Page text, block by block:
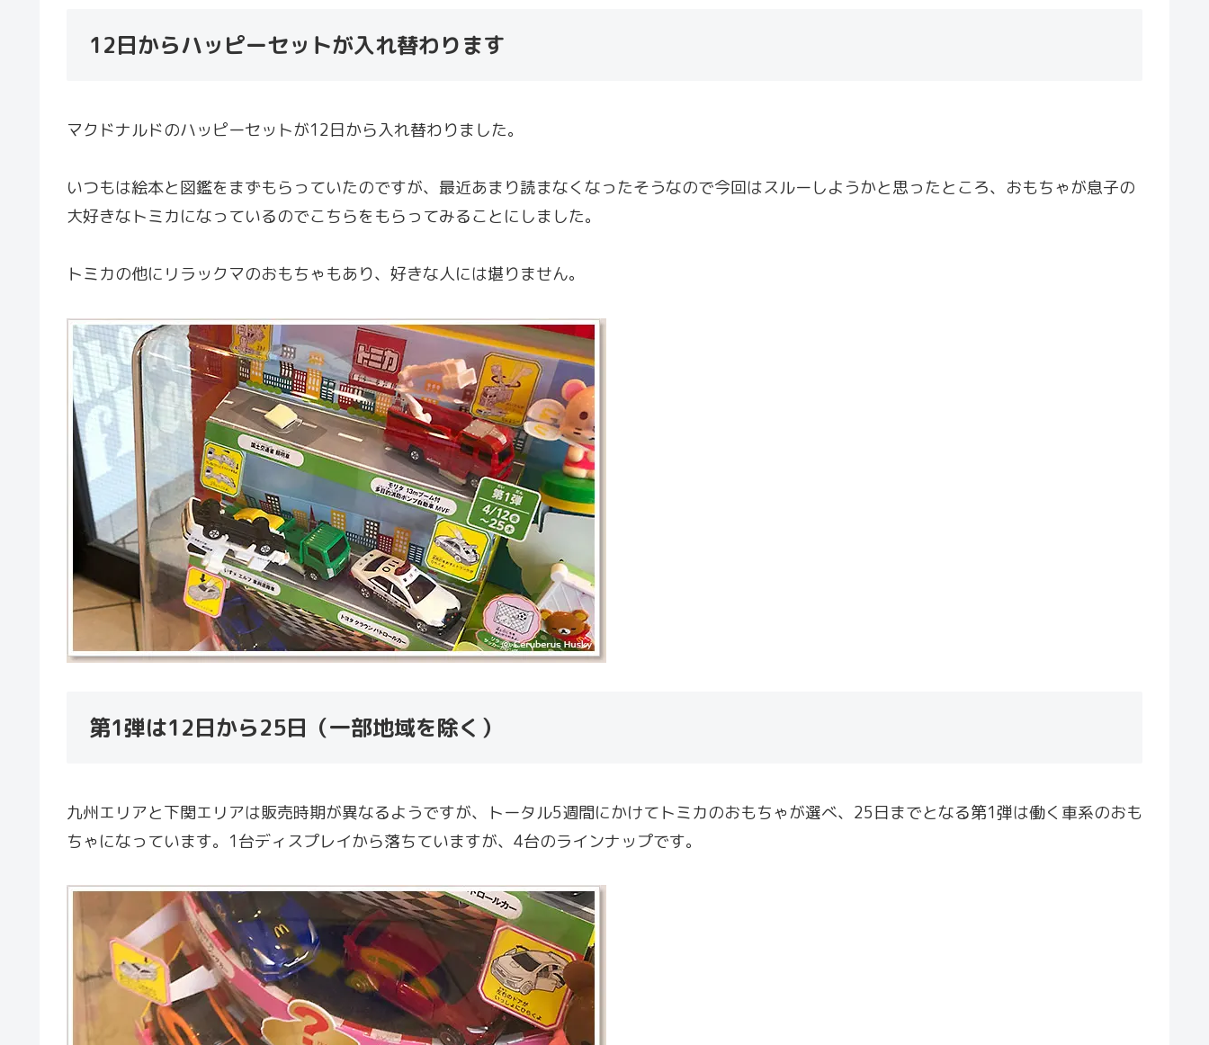
12日からハッピーセットが入れ替わります
マクドナルドのハッピーセットが12日から入れ替わりました。
いつもは絵本と図鑑をまずもらっていたのですが、最近あまり読まなくなったそうなので今回はスルーしようかと思ったところ、おもちゃが息子の
大好きなトミカになっているのでこちらをもらってみることにしました。
トミカの他にリラックマのおもちゃもあり、好きな人には堪りません。
第1弾は12日から25日（一部地域を除く）
九州エリアと下関エリアは販売時期が異なるようですが、トータル5週間にかけてトミカのおもちゃが選べ、25日までとなる第1弾は働く車系のおも
ちゃになっています。1台ディスプレイから落ちていますが、4台のラインナップです。